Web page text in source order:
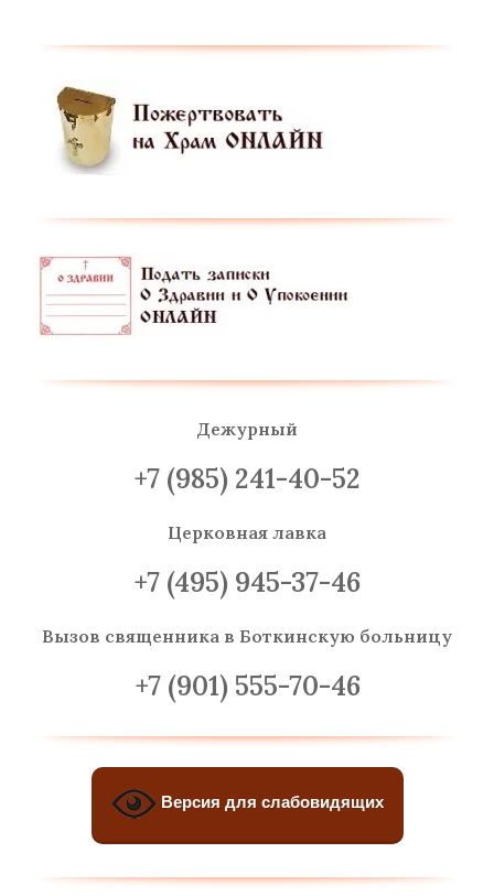
Дежурный
+7 (985) 241-40-52
Церковная лавка
+7 (495) 945-37-46
Вызов священника в Боткинскую больницу
+7 (901) 555-70-46
Версия для слабовидящих